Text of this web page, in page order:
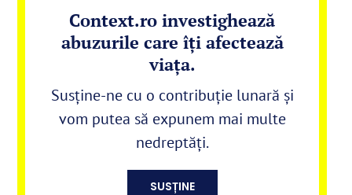
Context.ro investighează
abuzurile care îți afectează
viața.
Susține-ne cu o contribuție lunară și
vom putea să expunem mai multe
nedreptăți.
SUSȚINE